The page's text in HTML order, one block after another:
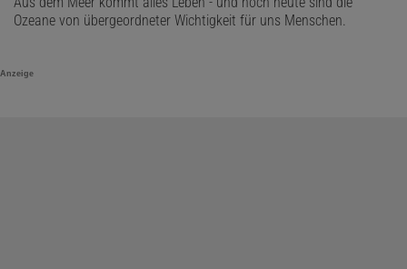
Ozeane von übergeordneter Wichtigkeit für uns Menschen.
Anzeige